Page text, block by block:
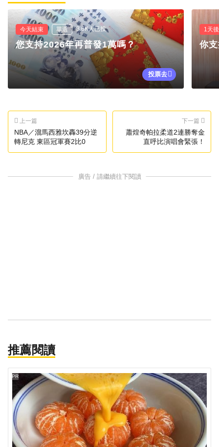
今天結束 單選 3.6K人已投
您支持2026年再普發1萬嗎？
投票去
1天
你
上一篇
NBA／溜馬西雅坎轟39分逆
轉尼克 東區冠軍賽2比0
下一篇
蕭煌奇帕拉柔道2連勝奪金
直呼比演唱會緊張！
廣告 / 請繼續往下閱讀
推薦閱讀
PR